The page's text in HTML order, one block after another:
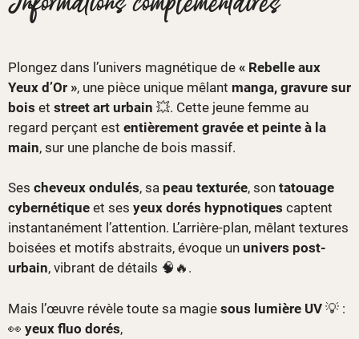
Plongez dans l’univers magnétique de « Rebelle aux
Yeux d’Or », une pièce unique mêlant manga, gravure sur
bois et street art urbain 💥. Cette jeune femme au
regard perçant est entièrement gravée et peinte à la
main, sur une planche de bois massif.
Ses cheveux ondulés, sa peau texturée, son tatouage
cybernétique et ses yeux dorés hypnotiques captent
instantanément l’attention. L’arrière-plan, mêlant textures
boisées et motifs abstraits, évoque un univers post-
urbain, vibrant de détails 🧠🔥.
Mais l’œuvre révèle toute sa magie sous lumière UV 💡 :
👀 yeux fluo dorés,